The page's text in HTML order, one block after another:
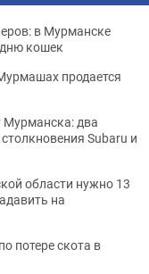
в Мурманске
кошек
продается
Мурманска: два
Subaru и
области нужно 13
на
потере скота в